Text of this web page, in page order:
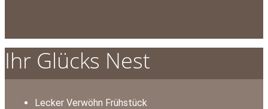
Ihr Glücks Nest
Lecker Verwöhn Frühstück